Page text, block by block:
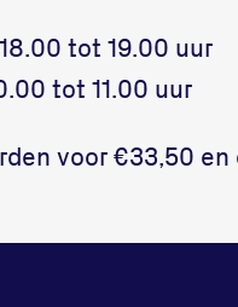
tot 19.00 uur
tot 11.00 uur
voor €33,50